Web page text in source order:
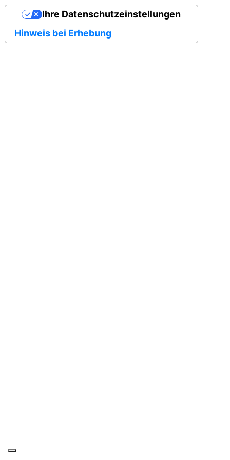
Hinweis bei Erhebung
Ihre Datenschutzeinstellungen